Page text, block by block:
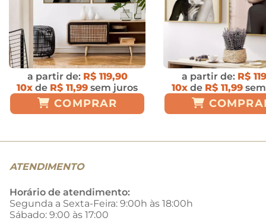
a partir de: R$ 119,90
10x de R$ 11,99 sem juros
COMPRAR
a partir de: R$
10xde R$ 11,99
ATENDIMENTO
Horário de atendimento:
Segunda a Sexta-Feira: 9:00h às 18:00h
Sábado: 9:00 às 17:00